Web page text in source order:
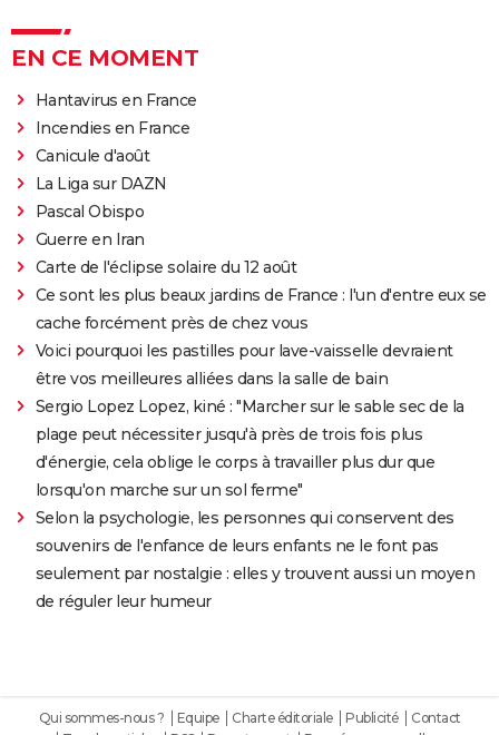
EN CE MOMENT
Hantavirus en France
Incendies en France
Canicule d'août
La Liga sur DAZN
Pascal Obispo
Guerre en Iran
Carte de l'éclipse solaire du 12 août
Ce sont les plus beaux jardins de France : l'un d'entre eux se
cache forcément près de chez vous
Voici pourquoi les pastilles pour lave-vaisselle devraient
être vos meilleures alliées dans la salle de bain
Sergio Lopez Lopez, kiné : "Marcher sur le sable sec de la
plage peut nécessiter jusqu'à près de trois fois plus
d'énergie, cela oblige le corps à travailler plus dur que
lorsqu'on marche sur un sol ferme"
Selon la psychologie, les personnes qui conservent des
souvenirs de l'enfance de leurs enfants ne le font pas
seulement par nostalgie : elles y trouvent aussi un moyen
de réguler leur humeur
Qui sommes-nous ? Equipe Charte éditoriale Publicité
Contact